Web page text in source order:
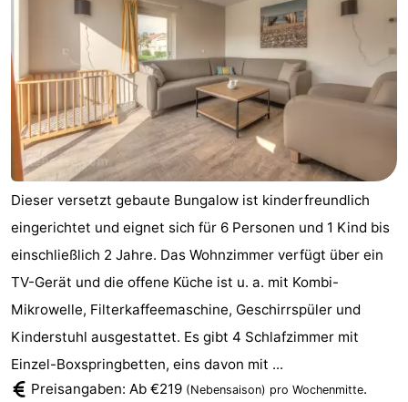
Dieser versetzt gebaute Bungalow ist kinderfreundlich
eingerichtet und eignet sich für 6 Personen und 1 Kind bis
einschließlich 2 Jahre. Das Wohnzimmer verfügt über ein
TV-Gerät und die offene Küche ist u. a. mit Kombi-
Mikrowelle, Filterkaffeemaschine, Geschirrspüler und
Kinderstuhl ausgestattet. Es gibt 4 Schlafzimmer mit
Einzel-Boxspringbetten, eins davon mit ...
Preisangaben: Ab €219 (Nebensaison) pro Wochenmitte.